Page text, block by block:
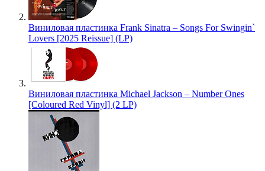
Виниловая пластинка Frank Sinatra – Songs For Swingin`
Lovers [2025 Reissue] (LP)
Виниловая пластинка Michael Jackson – Number Ones
[Coloured Red Vinyl] (2 LP)